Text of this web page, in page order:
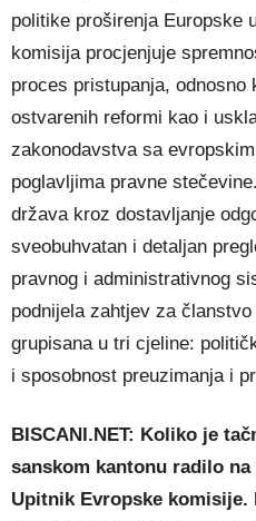
politike proširenja Europske
komisija procjenjuje
proces pristupanja,
ostvarenih reformi kao i
zakonodavstva sa
poglavljima pravne
država kroz dostavljanje
sveobuhvatan i detaljan
pravnog i administrativnog
podnijela zahtjev za
grupisana u tri cjeline:
i sposobnost preuzimanja i
BISCANI.NET: Koliko je
sanskom kantonu radilo
Upitnik Evropske